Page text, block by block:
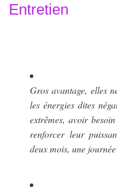
Entretien
Gros avantage, elles
les énergies dites
extrêmes, avoir
renforcer leur
deux mois, une